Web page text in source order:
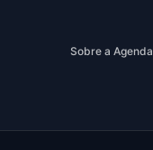
Sobre a Agenda